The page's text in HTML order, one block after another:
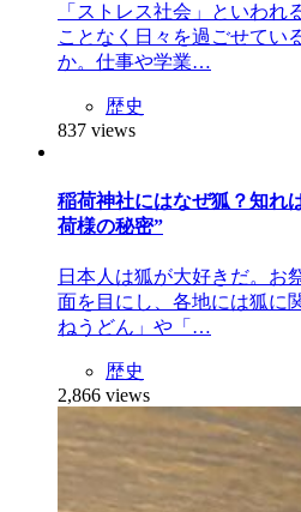
「ストレス社会」といわれ
ことなく日々を過ごせてい
か。仕事や学業…
歴史
837 views
稲荷神社にはなぜ狐？知れ
荷様の秘密”
日本人は狐が大好きだ。お
面を目にし、各地には狐に
ねうどん」や「…
歴史
2,866 views